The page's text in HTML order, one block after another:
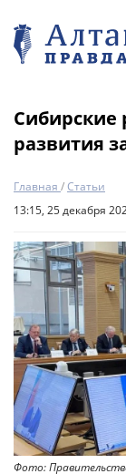
Сибирские
развития
Главная /Статьи
13:15, 25 декабря
Фото: